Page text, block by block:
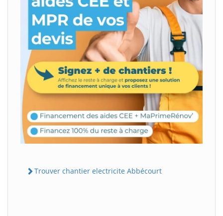
Trouver chantier electricite Abbécourt